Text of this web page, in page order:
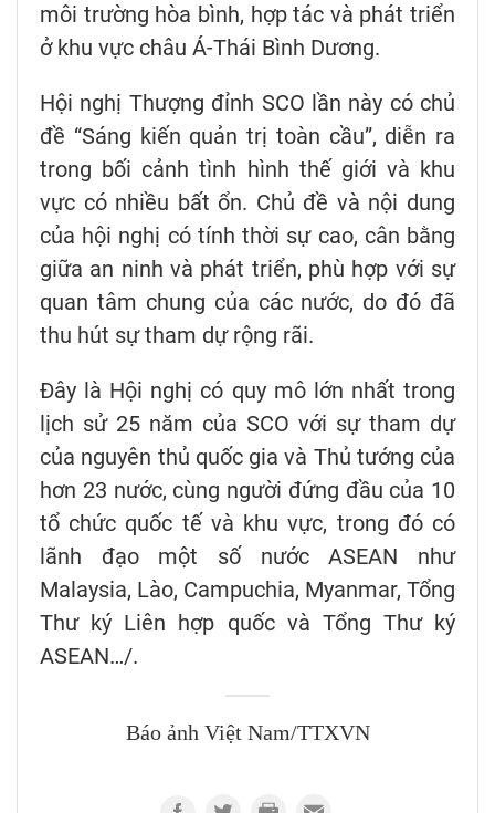
môi trường hòa bình, hợp tác và phát triển
ở khu vực châu Á-Thái Bình Dương.
Hội nghị Thượng đỉnh SCO lần này có chủ
đề “Sáng kiến quản trị toàn cầu”, diễn ra
trong bối cảnh tình hình thế giới và khu
vực có nhiều bất ổn. Chủ đề và nội dung
của hội nghị có tính thời sự cao, cân bằng
giữa an ninh và phát triển, phù hợp với sự
quan tâm chung của các nước, do đó đã
thu hút sự tham dự rộng rãi.
Đây là Hội nghị có quy mô lớn nhất trong
lịch sử 25 năm của SCO với sự tham dự
của nguyên thủ quốc gia và Thủ tướng của
hơn 23 nước, cùng người đứng đầu của 10
tổ chức quốc tế và khu vực, trong đó có
lãnh đạo một số nước ASEAN như
Malaysia, Lào, Campuchia, Myanmar, Tổng
Thư ký Liên hợp quốc và Tổng Thư ký
ASEAN…/.
Báo ảnh Việt Nam/TTXVN